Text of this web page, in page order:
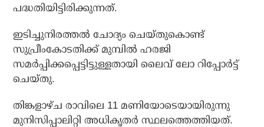
പദ്ധതിയിട്ടിരിക്കുന്നത്.
ഇടിച്ചുനിരത്തല്‍ ചോദ്യം ചെയ്തുകൊണ്ട്
സുപ്രീംകോടതിക്ക് മുമ്പില്‍ ഹരജി
സമര്‍പ്പിക്കപ്പെട്ടിട്ടുള്ളതായി ലൈവ് ലോ റിപ്പോര്‍ട്ട്
ചെയ്തു.
തിങ്കളാഴ്ച രാവിലെ 11 മണിയോടെയായിരുന്നു
മുനിസിപ്പാലിറ്റി അധികൃതര്‍ സ്ഥലത്തെത്തിയത്.